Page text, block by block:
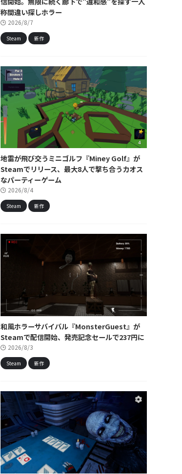
称間違い探しホラー
2026/8/7
Steam 新作
地雷が飛び交うミニゴルフ『Miney Golf』が
Steamでリリース、最大8人で撃ち合うカオス
なパーティーゲーム
2026/8/4
Steam 新作
和風ホラーサバイバル『MonsterGuest』が
Steamで配信開始、発売記念セールで237円に
2026/8/3
Steam 新作